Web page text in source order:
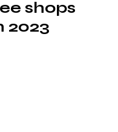
shops
2023